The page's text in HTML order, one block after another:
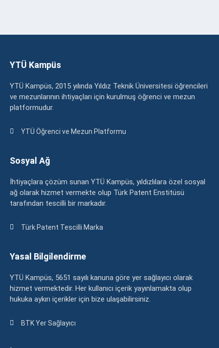
YTÜ Kampüs
YTÜ Kampüs, 2015 yılında Yıldız Teknik Üniversitesi öğrencileri
ve mezunlarının ihtiyaçları için kurulmuş öğrenci ve mezun
platformudur.
YTÜ Öğrenci ve Mezun Platformu
Sosyal Ağ
İhtiyaçlara çözüm sunan YTÜ Kampüs, yıldızlılara özel sosyal
ağ olarak hizmet vermekte olup Türk Patent Enstitüsü
tarafından tescilli bir markadır.
Türk Patent Tescilli Marka
Yasal Bilgilendirme
YTÜ Kampüs, 5651 sayılı kanuna göre yer sağlayıcı olarak
hizmet vermektedir. Her kullanıcı içerik yayınlamakta olup
hukuka aykırı içerikler için bize ulaşabilirsiniz.
BTK Yer Sağlayıcı